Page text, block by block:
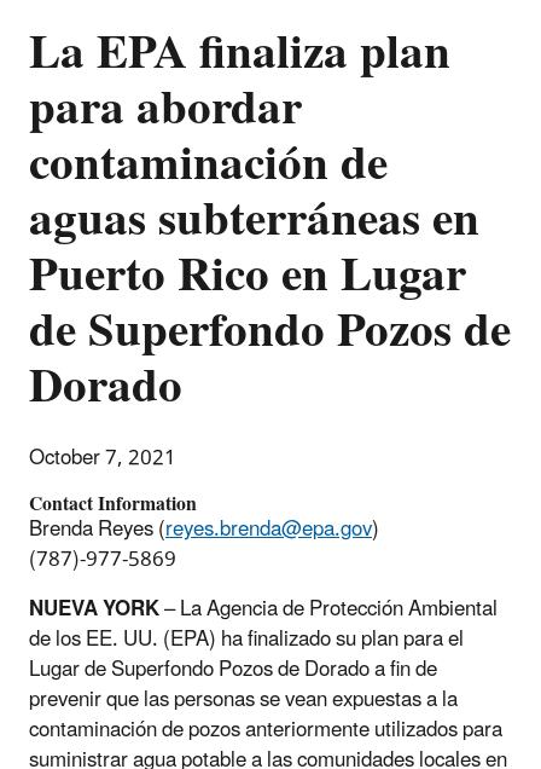
La EPA finaliza plan
para abordar
contaminación de
aguas subterráneas en
Puerto Rico en Lugar
de Superfondo Pozos de
Dorado
October 7, 2021
Contact Information
Brenda Reyes (reyes.brenda@epa.gov)
(787)-977-5869
NUEVA YORK–La Agencia de Protección Ambiental
de los EE. UU. (EPA) ha finalizado su plan para el
Lugar de Superfondo Pozos de Dorado a fin de
prevenir que las personas se vean expuestas a la
contaminación de pozos anteriormente utilizados para
suministrar agua potable a las comunidades locales en